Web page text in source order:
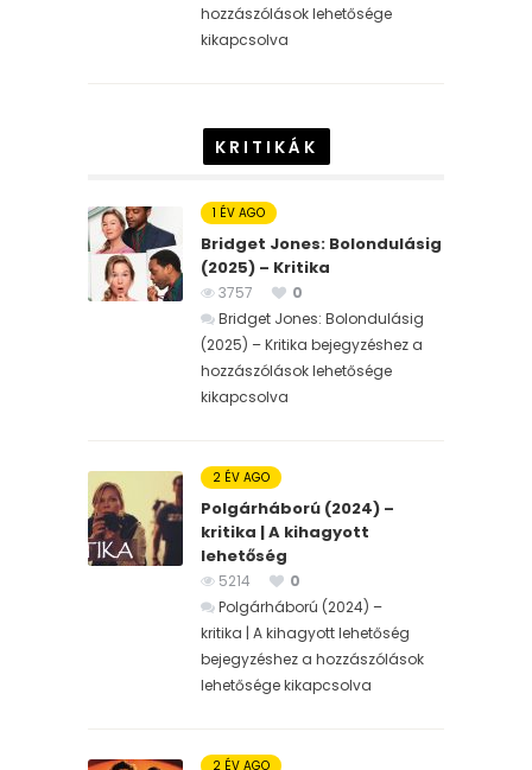
hozzászólások lehetősége
kikapcsolva
KRITIKÁK
1 ÉV AGO
Bridget Jones: Bolondulásig
(2025) – Kritika
3757
0
Bridget Jones: Bolondulásig
(2025) – Kritika bejegyzéshez a
hozzászólások lehetősége
kikapcsolva
2 ÉV AGO
Polgárháború (2024) –
kritika | A kihagyott
lehetőség
5214
0
Polgárháború (2024) –
kritika | A kihagyott lehetőség
bejegyzéshez a hozzászólások
lehetősége kikapcsolva
2 ÉV AGO